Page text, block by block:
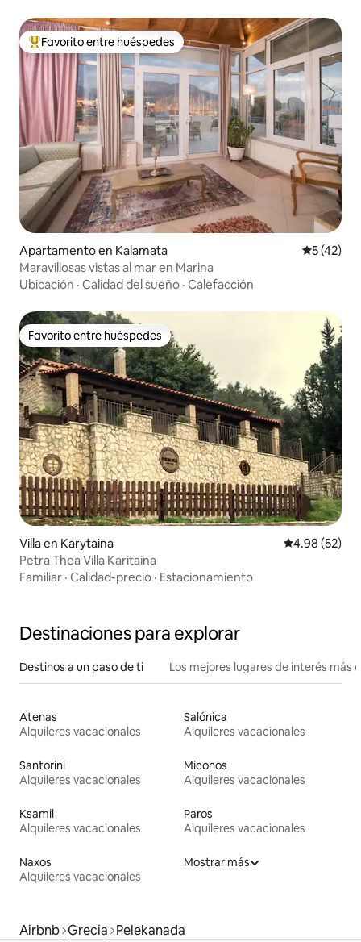
Favorito entre huéspedes preferido
Favorito entre huéspedes
Apartamento en Kalamata
5 (42)
Maravillosas vistas al mar en Marina
Ubicación · Calidad del sueño · Calefacción
Favorito entre huéspedes
Favorito entre huéspedes
Villa en Karytaina Calificación
4.98 (52)
Petra Thea Villa Karitaina
Familiar · Calidad-precio · Estacionamiento
Destinaciones para explorar
Destinos a un paso de ti Los mejores lugares de interés más
Atenas
Alquileres vacacionales
Salónica
Alquileres vacacionales
Santorini
Alquileres vacacionales
Miconos
Alquileres vacacionales
Ksamil
Alquileres vacacionales
Paros
Alquileres vacacionales
Naxos
Alquileres vacacionales
Mostrar más
Airbnb Grecia Pelekanada